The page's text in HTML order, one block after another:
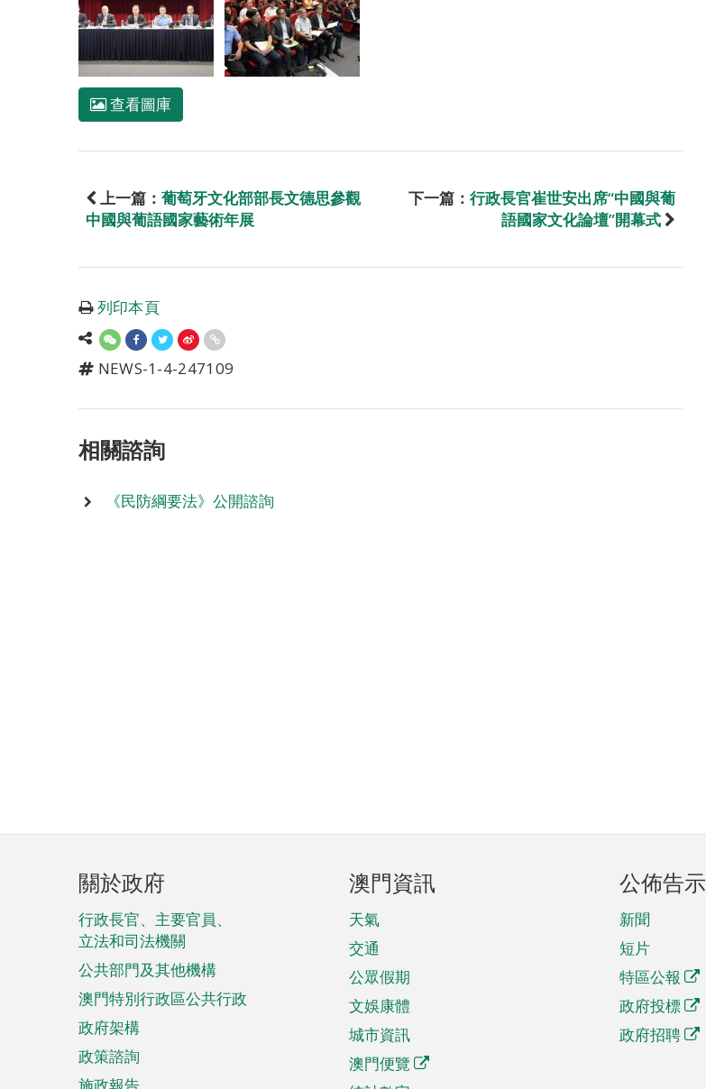
查看圖庫
上一篇： 葡萄牙文化部部長文德思參觀
中國與葡語國家藝術年展
下一篇： 行政長官崔世安出席“中國與葡
語國家文化論壇”開幕式
列印本頁
NEWS-1-4-247109
相關諮詢
《民防綱要法》公開諮詢
頁
腳
菜
單
關於政府
行政長官、主要官員、
立法和司法機關
公共部門及其他機構
澳門特別行政區公共行政
政府架構
政策諮詢
澳門資訊
天氣
交通
公眾假期
文娛康體
城市資訊
澳門便覽
公佈告示
新聞
短片
特區公報
政府投標
政府招聘